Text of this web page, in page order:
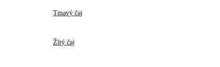
Tmavý čaj
Žltý čaj